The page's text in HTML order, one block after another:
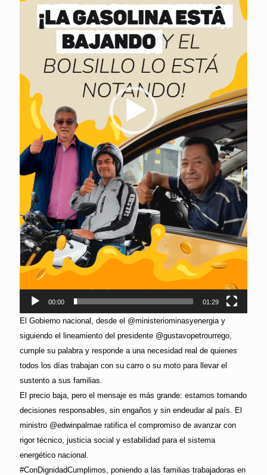
00:00 01:29
El Gobierno nacional, desde el @ministeriominasyenergia y
siguiendo el lineamiento del presidente @gustavopetrourrego,
cumple su palabra y responde a una necesidad real de quienes
todos los días trabajan con su carro o su moto para llevar el
sustento a sus familias.
El precio baja, pero el mensaje es más grande: estamos tomando
decisiones responsables, sin engaños y sin endeudar al país. El
ministro @edwinpalmae ratifica el compromiso de avanzar con
rigor técnico, justicia social y estabilidad para el sistema
energético nacional.
#ConDignidadCumplimos, poniendo a las familias trabajadoras en